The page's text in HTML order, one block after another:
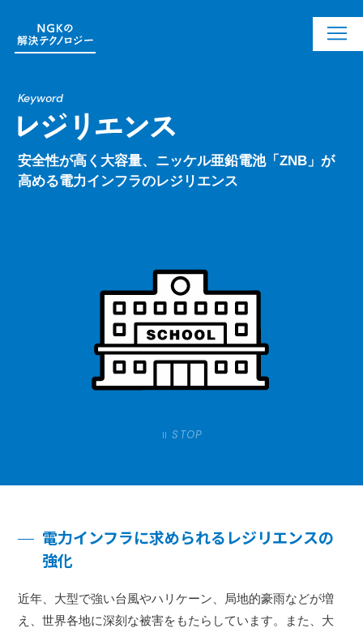
Keyword
安全性が高く大容量、ニッケル亜鉛電池「ZNB」が
高める電力インフラのレジリエンス
STOP
電力インフラに求められるレジリエンスの
強化
近年、大型で強い台風やハリケーン、局地的豪雨などが増
え、世界各地に深刻な被害をもたらしています。また、大